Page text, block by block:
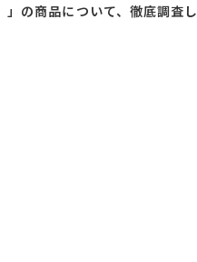
」の商品について、徹底調査し